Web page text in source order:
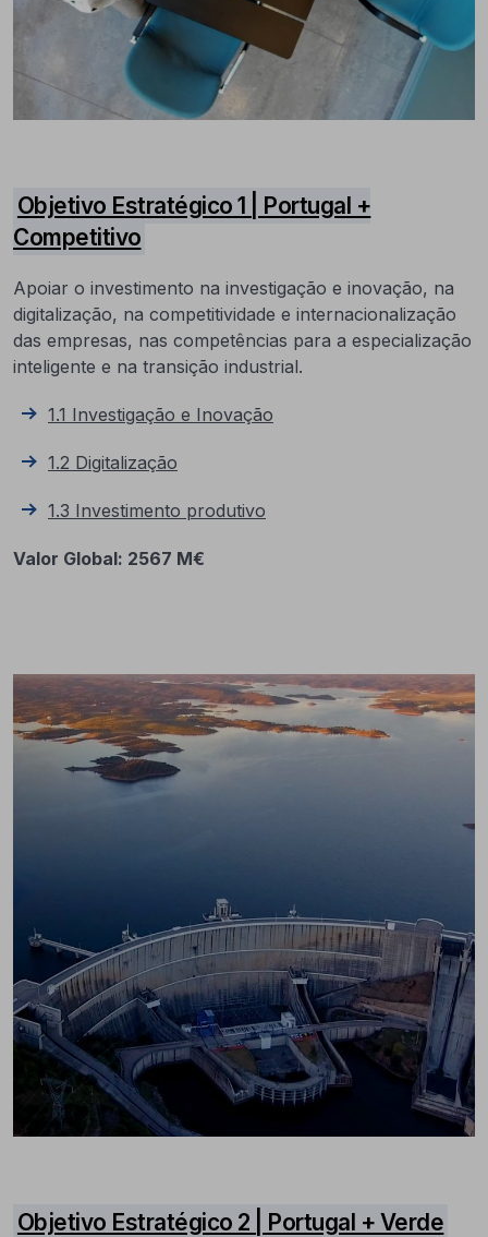
Objetivo Estratégico 1 | Portugal +
Competitivo
Apoiar o investimento na investigação e inovação, na
digitalização, na competitividade e internacionalização
das empresas, nas competências para a especialização
inteligente e na transição industrial.
1.1 Investigação e Inovação
1.2 Digitalização
1.3 Investimento produtivo
Valor Global: 2567 M€
Objetivo Estratégico 2 | Portugal + Verde